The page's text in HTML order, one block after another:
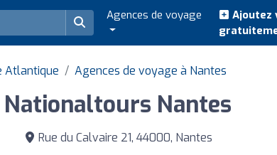
Agences de voyage
Ajoutez
Atlantique Agences de voyage à Nantes
Nationaltours Nantes
Rue du Calvaire 21, 44000, Nantes